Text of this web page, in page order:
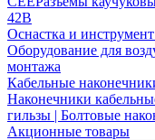
42В
Оснастка и
Оборудование для
монтажа
Кабельные
Наконечники
гильзы | Болтовые
Акционные товары